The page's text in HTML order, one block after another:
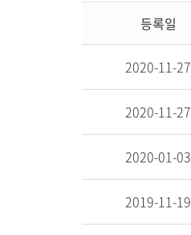
등록일
2020-11-27
2020-11-27
2020-01-03
2019-11-19